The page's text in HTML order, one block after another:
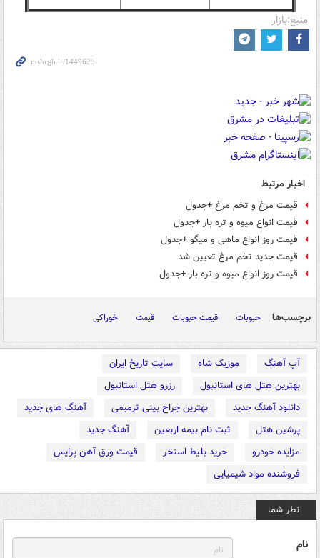
منبع:بازار
اخبار مرتبط
قیمت مرغ و تخم مرغ +جدول
قیمت انواع میوه و تره بار +جدول
قیمت روز انواع ماهی و میگو +جدول
قیمت جدید تخم مرغ تعیین شد
قیمت روز انواع میوه و تره بار +جدول
برچسب‌ها حبوبات قیمت حبوبات قیمت خوراکی
آپ آهنگ موزیک شاه
سایت تاریخ ایران
بهترین هتل های استانبول
رزرو هتل استانبول
دانلود آهنگ جدید
بهترین جراح بینی ترمیمی
آهنگ های جدید
پرشین هتل
ثبت نام بیمه اربعین
آهنگ جدید
مزایده خودرو
خرید بلیط استخر
قیمت ورق آهن پرایس
فروشنده مواد شیمیایی
نظر شما
نام